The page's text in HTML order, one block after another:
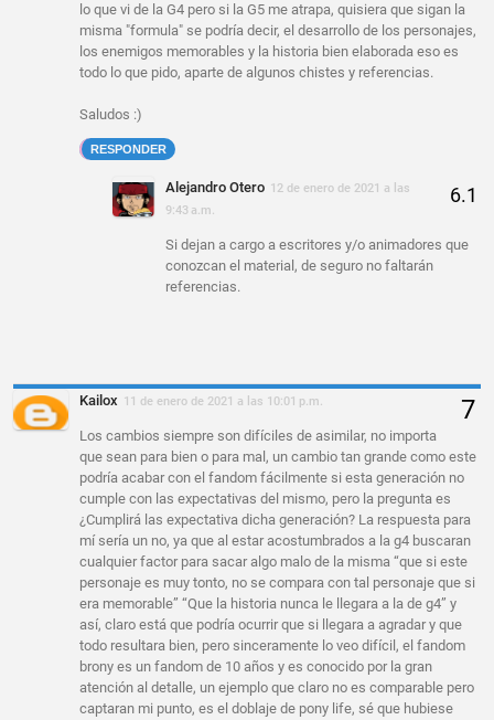
lo que vi de la G4 pero si la G5 me atrapa, quisiera que sigan la
misma "formula" se podría decir, el desarrollo de los personajes,
los enemigos memorables y la historia bien elaborada eso es
todo lo que pido, aparte de algunos chistes y referencias.
Saludos :)
RESPONDER
Alejandro Otero 12 de enero de 2021 a las
9:43 a.m.
Si dejan a cargo a escritores y/o animadores que
conozcan el material, de seguro no faltarán
referencias.
Kailox 11 de enero de 2021 a las 10:01 p.m.
Los cambios siempre son difíciles de asimilar, no importa
que sean para bien o para mal, un cambio tan grande como este
podría acabar con el fandom fácilmente si esta generación no
cumple con las expectativas del mismo, pero la pregunta es
¿Cumplirá las expectativa dicha generación? La respuesta para
mí sería un no, ya que al estar acostumbrados a la g4 buscaran
cualquier factor para sacar algo malo de la misma “que si este
personaje es muy tonto, no se compara con tal personaje que si
era memorable” “Que la historia nunca le llegara a la de g4” y
así, claro está que podría ocurrir que si llegara a agradar y que
todo resultara bien, pero sinceramente lo veo difícil, el fandom
brony es un fandom de 10 años y es conocido por la gran
atención al detalle, un ejemplo que claro no es comparable pero
captaran mi punto, es el doblaje de pony life, sé que hubiese